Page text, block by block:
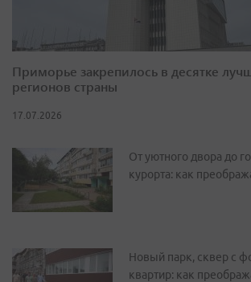
Приморье закрепилось в десятке
регионов страны
17.07.2026
От уютного двора до
курорта: как
Новый парк, сквер с
квартир: как